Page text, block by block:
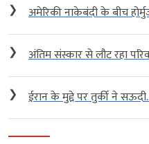
❯ अमेरिकी नाकेबंदी के बीच
❯ अंतिम संस्कार से लौट रहा
❯ ईरान के मुद्दे पर तुर्की ने